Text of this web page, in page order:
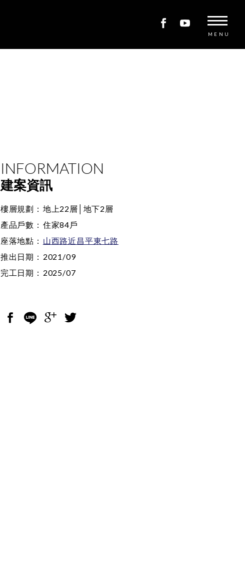
MENU
INFORMATION
建案資訊
樓層規劃： 地上22層│地下2層
產品戶數： 住家84戶
座落地點： 山西路近昌平東七路
推出日期： 2021/09
完工日期： 2025/07